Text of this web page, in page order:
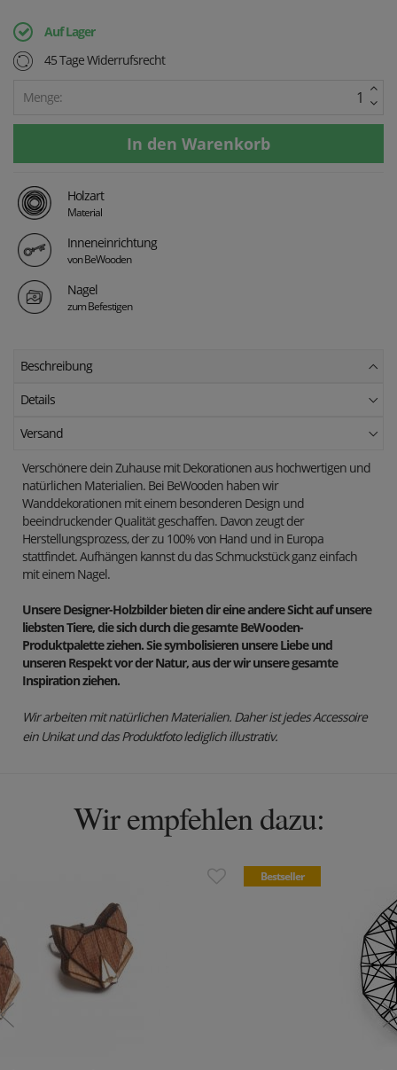
Auf Lager
45 Tage Widerrufsrecht
Menge:
Holzart
Material
Inneneinrichtung
von BeWooden
Nagel
zum Befestigen
Beschreibung
Details
Versand
Verschönere dein Zuhause mit Dekorationen aus hochwertigen und
natürlichen Materialien. Bei BeWooden haben wir
Wanddekorationen mit einem besonderen Design und
beeindruckender Qualität geschaffen. Davon zeugt der
Herstellungsprozess, der zu 100% von Hand und in Europa
stattfindet. Aufhängen kannst du das Schmuckstück ganz einfach
mit einem Nagel.
Unsere Designer-Holzbilder bieten dir eine andere Sicht auf unsere
liebsten Tiere, die sich durch die gesamte BeWooden-
Produktpalette ziehen. Sie symbolisieren unsere Liebe und
unseren Respekt vor der Natur, aus der wir unsere gesamte
Inspiration ziehen.
Wir arbeiten mit natürlichen Materialien. Daher ist jedes Accessoire
ein Unikat und das Produktfoto lediglich illustrativ.
Wir empfehlen dazu: